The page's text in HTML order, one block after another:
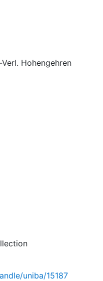
Hohengehren
uniba/15187